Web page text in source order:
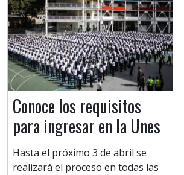
Conoce los requisitos
para ingresar en la Unes
Hasta el próximo 3 de abril se
realizará el proceso en todas las